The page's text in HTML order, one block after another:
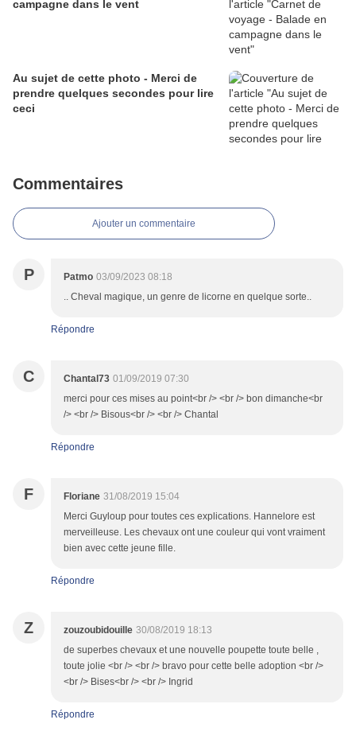
campagne dans le vent
Au sujet de cette photo - Merci de
prendre quelques secondes pour lire
ceci
Commentaires
Ajouter un commentaire
P Patmo 03/09/2023 08:18
.. Cheval magique, un genre de licorne en quelque sorte..
Répondre
C Chantal73 01/09/2019 07:30
merci pour ces mises au point<br /> <br /> bon dimanche<br
/> <br /> Bisous<br /> <br /> Chantal
Répondre
F Floriane 31/08/2019 15:04
Merci Guyloup pour toutes ces explications. Hannelore est
merveilleuse. Les chevaux ont une couleur qui vont vraiment
bien avec cette jeune fille.
Répondre
Z zouzoubidouille 30/08/2019 18:13
de superbes chevaux et une nouvelle poupette toute belle ,
toute jolie <br /> <br /> bravo pour cette belle adoption <br />
<br /> Bises<br /> <br /> Ingrid
Répondre